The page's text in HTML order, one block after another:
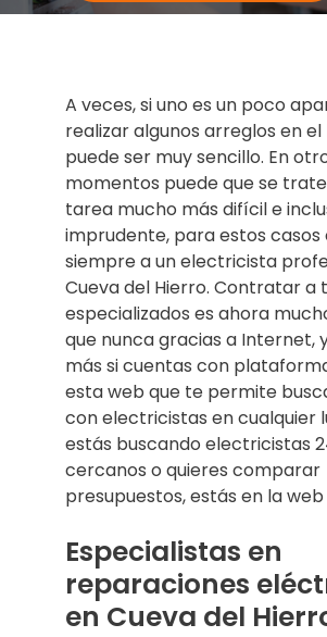
A veces, si uno es un poco
realizar algunos arreglos en
puede ser muy sencillo. En
momentos puede que se
tarea mucho más difícil e
imprudente, para estos
siempre a un electricista
Cueva del Hierro. Contratar a
especializados es ahora
que nunca gracias a Internet,
más si cuentas con
esta web que te permite
con electricistas en cualquier
estás buscando electricistas
cercanos o quieres comparar
presupuestos, estás en la
Especialistas en
reparaciones
en Cueva del